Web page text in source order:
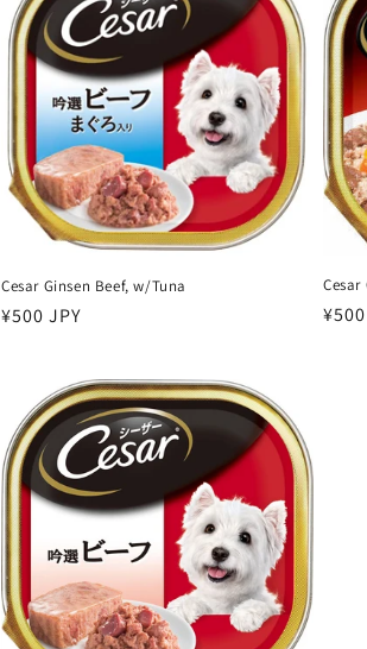
Cesar Ginsen Beef, w/Tuna
سعر
¥500 JPY
سعر